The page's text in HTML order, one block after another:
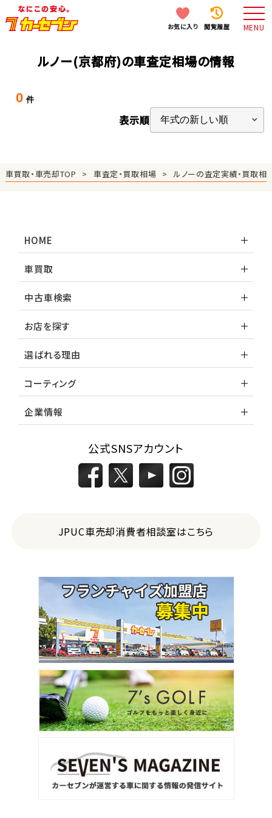
お気に入り 閲覧履歴 MENU
ルノー(京都府)の車査定相場の情報
0 件
表示順
車買取・車売却TOP 車査定・買取相場 ルノーの査定実績・買取相
HOME
車買取
中古車検索
お店を探す
選ばれる理由
コーティング
企業情報
公式SNSアカウント
JPUC車売却消費者相談室はこちら